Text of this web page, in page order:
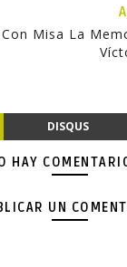
Con Misa La
DISQUS
HAY
UN